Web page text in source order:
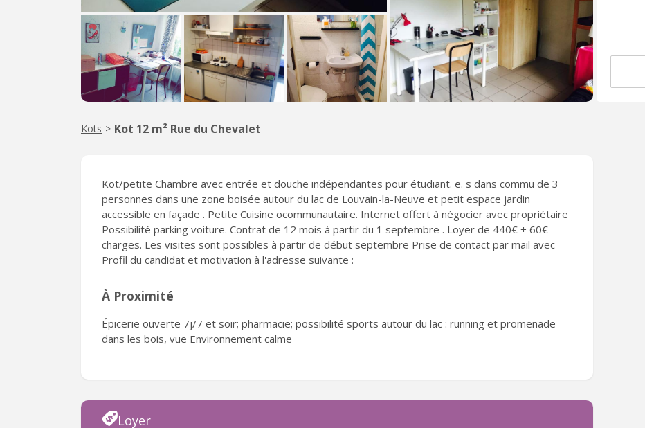
Kots > Kot 12 m² Rue du Chevalet
Kot/petite Chambre avec entrée et douche indépendantes pour étudiant. e. s dans commu de 3
personnes dans une zone boisée autour du lac de Louvain-la-Neuve et petit espace jardin
accessible en façade . Petite Cuisine ocommunautaire. Internet offert à négocier avec propriétaire
Possibilité parking voiture. Contrat de 12 mois à partir du 1 septembre . Loyer de 440€ + 60€
charges. Les visites sont possibles à partir de début septembre Prise de contact par mail avec
Profil du candidat et motivation à l'adresse suivante :
À Proximité
Épicerie ouverte 7j/7 et soir; pharmacie; possibilité sports autour du lac : running et promenade
dans les bois, vue Environnement calme
Loyer